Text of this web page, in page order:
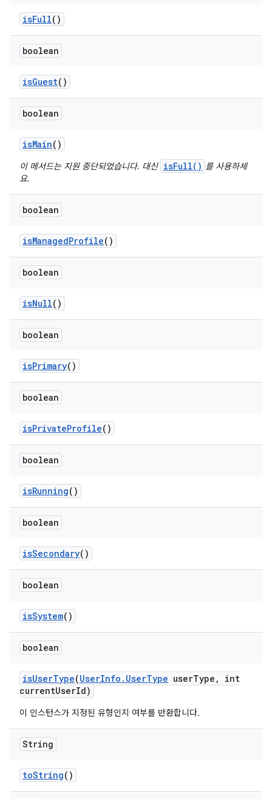
isFull()
boolean
isGuest()
boolean
isMain()
이 메서드는 지원 중단되었습니다. 대신 isFull() 를 사용하세
요.
boolean
isManagedProfile()
boolean
isNull()
boolean
isPrimary()
boolean
isPrivateProfile()
boolean
isRunning()
boolean
isSecondary()
boolean
isSystem()
boolean
isUserType(UserInfo . UserType userType ,
int
currentUserId)
이 인스턴스가 지정된 유형인지 여부를 반환합니다.
String
toString()